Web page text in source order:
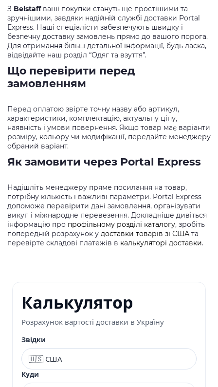
З Belstaffваші покупки стануть ще простішими та
зручнішими, завдяки надійній службі доставки Portal
Express. Наші спеціалісти забезпечують швидку і
безпечну доставку замовлень прямо до вашого порога.
Для отримання більш детальної інформації, будь ласка,
відвідайте наш розділ “Одяг та взуття”.
Що перевірити перед
замовленням
Перед оплатою звірте точну назву або артикул,
характеристики, комплектацію, актуальну ціну,
наявність і умови повернення. Якщо товар має варіанти
розміру, кольору чи модифікації, передайте менеджеру
обраний варіант.
Як замовити через Portal Express
Надішліть менеджеру пряме посилання на товар,
потрібну кількість і важливі параметри. Portal Express
допоможе перевірити дані замовлення, організувати
викуп і міжнародне перевезення. Докладніше дивіться
інформацію про профільному розділі каталогу, зробіть
попередній розрахунок у доставки товарів зі США та
перевірте складові платежів в калькуляторі доставки.
Калькулятор
Розрахунок вартості доставки в Україну
Звідки
Куди